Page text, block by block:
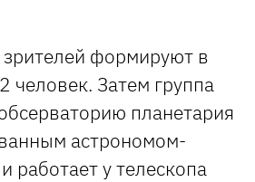
формируют в
человек. Затем группа
планетария
астрономом-
работает у телескопа